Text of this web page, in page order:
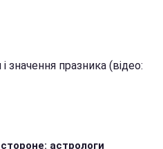
значення празника (відео:
астрологи